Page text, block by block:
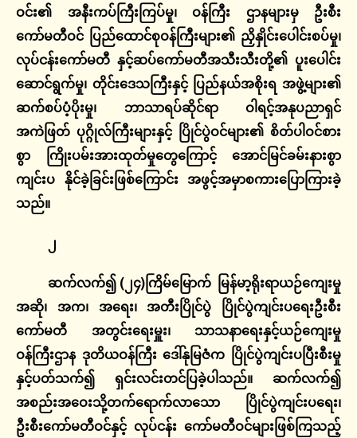
ဝင်း၏
အနီးကပ်ကြီးကြပ်မှု၊ ဝန်ကြီး ဌာနများမှ
ဦးစီး
ကော်မတီဝင် ပြည်ထောင်စုဝန်ကြီးများ၏ ညှိနှိုင်းပေါင်းစပ်မှု၊
လုပ်ငန်းကော်မတီ နှင့်ဆပ်ကော်မတီအသီးသီးတို့၏ ပူးပေါင်း
ဆောင်ရွက်မှု၊ တိုင်းဒေသကြီးနှင့် ပြည်နယ်အစိုးရ အဖွဲ့များ၏
ဆက်စပ်ပံ့ပိုးမှု၊
ဘာသာရပ်ဆိုင်ရာ
ဝါရင့်အနုပညာရှင်
အကဲဖြတ် ပုဂ္ဂိုလ်ကြီးများနှင့် ပြိုင်ပွဲဝင်များ၏ စိတ်ပါဝင်စား
စွာ
ကြိုးပမ်းအားထုတ်မှုတွေကြောင့်
အောင်မြင်ခမ်းနားစွာ
ကျင်းပ နိုင်ခဲ့ခြင်းဖြစ်ကြောင်း အဖွင့်အမှာစကားပြောကြားခဲ့
သည်။
၂
ဆက်လက်၍ (၂၄)ကြိမ်မြောက် မြန်မာ့ရိုးရာယဉ်ကျေးမှု
အဆို၊ အက၊ အရေး၊ အတီးပြိုင်ပွဲ ပြိုင်ပွဲကျင်းပရေးဦးစီး
ကော်မတီ အတွင်းရေးမှူး၊ သာသနာရေးနှင့်ယဉ်ကျေးမှု
ဝန်ကြီးဌာန ဒုတိယဝန်ကြီး ဒေါ်နုမြဇံက ပြိုင်ပွဲကျင်းပပြီးစီးမှု
နှင့်ပတ်သက်၍ ရှင်းလင်းတင်ပြခဲ့ပါသည်။ ဆက်လက်၍
အစည်းအဝေးသို့တက်ရောက်လာသော ပြိုင်ပွဲကျင်းပရေး၊
ဦးစီးကော်မတီဝင်နှင့် လုပ်ငန်း ကော်မတီဝင်များဖြစ်ကြသည့်